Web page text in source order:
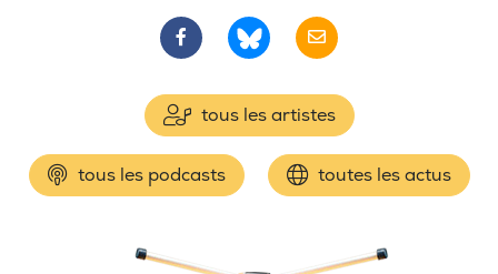
tous les artistes
tous les podcasts toutes les actus